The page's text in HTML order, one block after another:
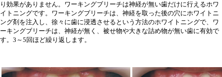
り効果がありません。ワーキングブリーチは神経が無い歯だけに行えるホワ
イトニングです。ワーキングブリーチは、神経を取った後の穴にホワイトニ
ング剤を注入し、徐々に歯に浸透させるという方法のホワイトニングで、ワ
ーキングブリーチは、神経が無く、被せ物や大きな詰め物が無い歯に有効で
す。3～5回ほど繰り返します。